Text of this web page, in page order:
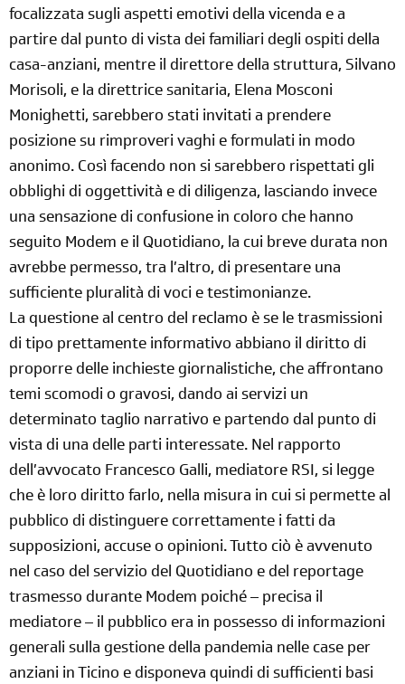
focalizzata sugli aspetti emotivi della vicenda e a
partire dal punto di vista dei familiari degli ospiti della
casa-anziani, mentre il direttore della struttura, Silvano
Morisoli, e la direttrice sanitaria, Elena Mosconi
Monighetti, sarebbero stati invitati a prendere
posizione su rimproveri vaghi e formulati in modo
anonimo. Così facendo non si sarebbero rispettati gli
obblighi di oggettività e di diligenza, lasciando invece
una sensazione di confusione in coloro che hanno
seguito Modem e il Quotidiano, la cui breve durata non
avrebbe permesso, tra l’altro, di presentare una
sufficiente pluralità di voci e testimonianze.
La questione al centro del reclamo è se le trasmissioni
di tipo prettamente informativo abbiano il diritto di
proporre delle inchieste giornalistiche, che affrontano
temi scomodi o gravosi, dando ai servizi un
determinato taglio narrativo e partendo dal punto di
vista di una delle parti interessate. Nel rapporto
dell’avvocato Francesco Galli, mediatore RSI, si legge
che è loro diritto farlo, nella misura in cui si permette al
pubblico di distinguere correttamente i fatti da
supposizioni, accuse o opinioni. Tutto ciò è avvenuto
nel caso del servizio del Quotidiano e del reportage
trasmesso durante Modem poiché – precisa il
mediatore – il pubblico era in possesso di informazioni
generali sulla gestione della pandemia nelle case per
anziani in Ticino e disponeva quindi di sufficienti basi